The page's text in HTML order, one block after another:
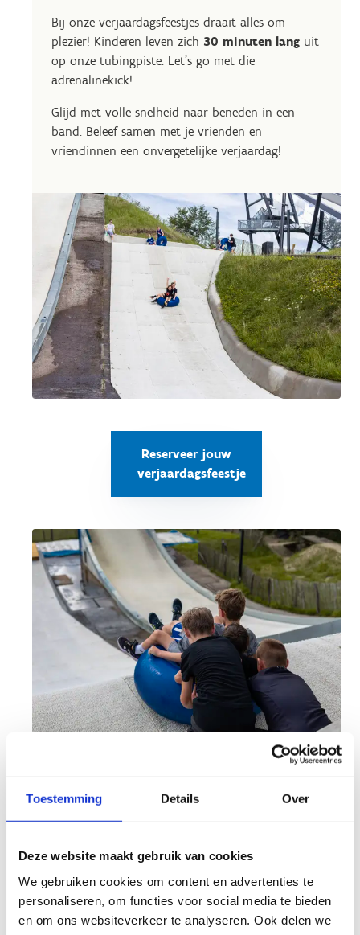
Toestemming Details Over
Deze website maakt gebruik van cookies
We gebruiken cookies om content en advertenties te
personaliseren, om functies voor social media te bieden
en om ons websiteverkeer te analyseren. Ook delen we
Bij onze verjaardagsfeestjes draait alles om
plezier! Kinderen leven zich 30 minuten lang uit
op onze tubingpiste. Let’s go met die
adrenalinekick!
Glijd met volle snelheid naar beneden in een
band. Beleef samen met je vrienden en
vriendinnen een onvergetelijke verjaardag!
Reserveer jouw
verjaardagsfeestje
vakanties
Weet je niet wat te doen tijdensde vakanties?
waaronder tubing.
Beleef een dag vol sport, avontuur en plezier in
Genk!